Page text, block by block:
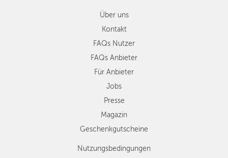
Über uns
Kontakt
FAQs Nutzer
FAQs Anbieter
Für Anbieter
Jobs
Presse
Magazin
Geschenkgutscheine
Nutzungsbedingungen